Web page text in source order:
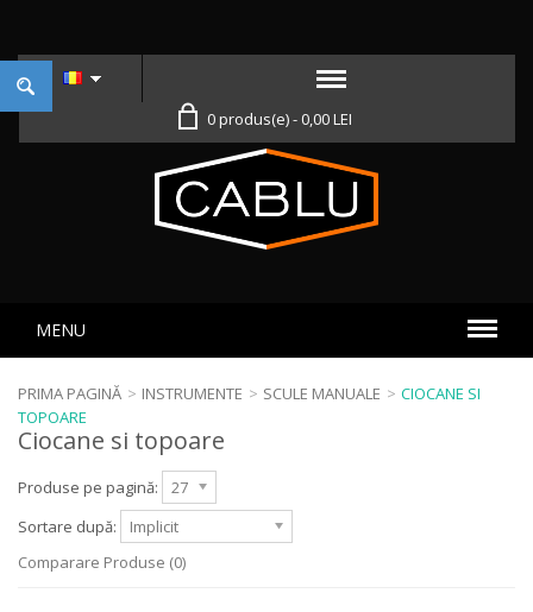
0 produs(e) - 0,00 LEI
MENU
PRIMA PAGINĂ > INSTRUMENTE > SCULE MANUALE > CIOCANE SI
TOPOARE
Ciocane si topoare
Produse pe pagină:
27
Sortare după:
Implicit
Comparare Produse (0)